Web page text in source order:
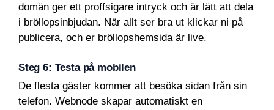
domän ger ett proffsigare intryck och är lätt att dela
i bröllopsinbjudan. När allt ser bra ut klickar ni på
publicera, och er bröllopshemsida är live.
Steg 6: Testa på mobilen
De flesta gäster kommer att besöka sidan från sin
telefon. Webnode skapar automatiskt en